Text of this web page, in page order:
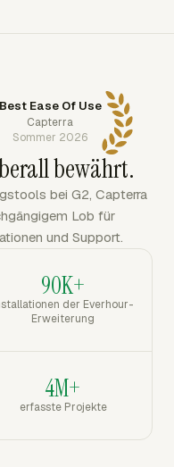
Best Ease Of Use
Capterra
Sommer 2026
bewährt.
bei G2, Capterra
Lob für
und Support.
90K+
der Everhour-
Erweiterung
4M+
erfasste Projekte